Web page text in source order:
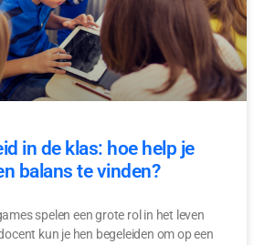
in de klas: hoe help je
balans te vinden?
spelen een grote rol in het leven
kun je hen begeleiden om op een